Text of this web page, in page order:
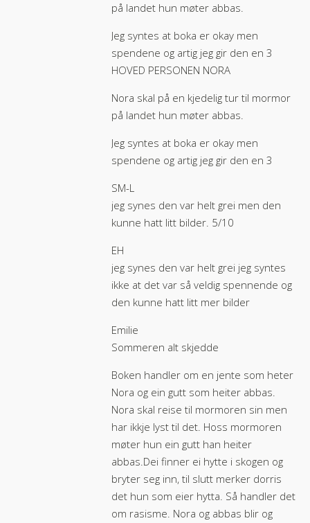
på landet hun møter abbas.
Jeg syntes at boka er okay men
spendene og artig jeg gir den en 3
HOVED PERSONEN NORA
Nora skal på en kjedelig tur til mormor
på landet hun møter abbas.
Jeg syntes at boka er okay men
spendene og artig jeg gir den en 3
SM-L
jeg synes den var helt grei men den
kunne hatt litt bilder. 5/10
EH
jeg synes den var helt grei jeg syntes
ikke at det var så veldig spennende og
den kunne hatt litt mer bilder
Emilie
Sommeren alt skjedde
Boken handler om en jente som heter
Nora og ein gutt som heiter abbas.
Nora skal reise til mormoren sin men
har ikkje lyst til det. Hoss mormoren
møter hun ein gutt han heiter
abbas.Dei finner ei hytte i skogen og
bryter seg inn, til slutt merker dorris
det hun som eier hytta. Så handler det
om rasisme. Nora og abbas blir og